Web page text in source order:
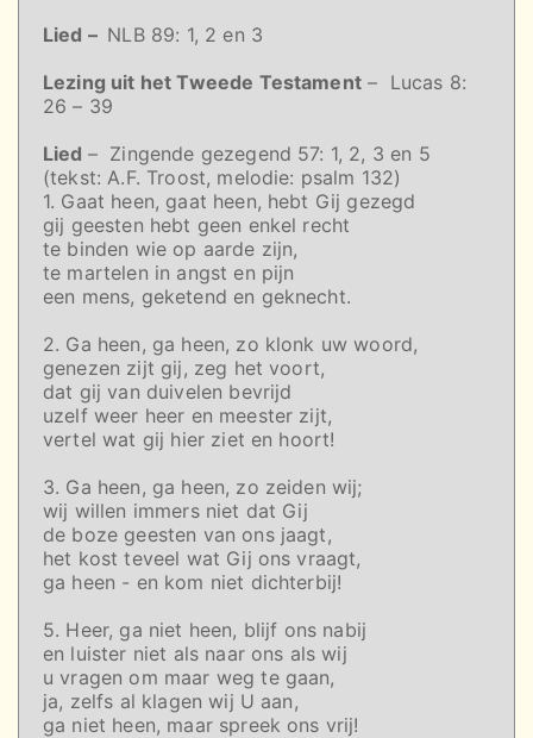
Lied – NLB 89: 1, 2 en 3
Lezing uit het Tweede Testament– Lucas 8:
26 – 39
Lied – Zingende gezegend 57: 1, 2, 3 en 5
(tekst: A.F. Troost, melodie: psalm 132)
1. Gaat heen, gaat heen, hebt Gij gezegd
gij geesten hebt geen enkel recht
te binden wie op aarde zijn,
te martelen in angst en pijn
een mens, geketend en geknecht.
2. Ga heen, ga heen, zo klonk uw woord,
genezen zijt gij, zeg het voort,
dat gij van duivelen bevrijd
uzelf weer heer en meester zijt,
vertel wat gij hier ziet en hoort!
3. Ga heen, ga heen, zo zeiden wij;
wij willen immers niet dat Gij
de boze geesten van ons jaagt,
het kost teveel wat Gij ons vraagt,
ga heen - en kom niet dichterbij!
5. Heer, ga niet heen, blijf ons nabij
en luister niet als naar ons als wij
u vragen om maar weg te gaan,
ja, zelfs al klagen wij U aan,
ga niet heen, maar spreek ons vrij!